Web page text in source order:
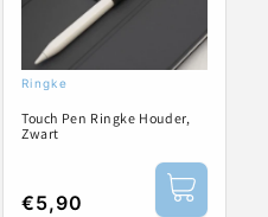
Verkoper:
Ringke
Touch Pen Ringke Houder,
Zwart
Normale
€5,90